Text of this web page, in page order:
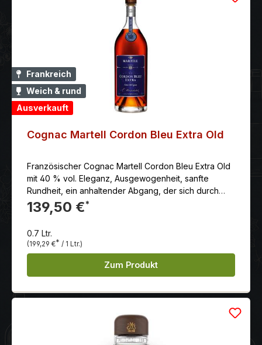
Frankreich
Weich & rund
Ausverkauft
Cognac Martell Cordon Bleu Extra Old
Französischer Cognac Martell Cordon Bleu Extra Old
mit 40 % vol. Eleganz, Ausgewogenheit, sanfte
Rundheit, ein anhaltender Abgang, der sich durch
Noten von kandierter Orangenschale auszeichnet.
Reichhaltig und köstlich.
139,50 €*
0.7 Ltr.
(199,29 €* / 1 Ltr.)
Zum Produkt